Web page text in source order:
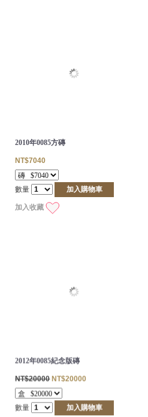
2010年0085方磚
NT$7040
數量 加入購物車
加入收藏
2012年0085紀念版磚
NT$20000 NT$20000
數量 加入購物車